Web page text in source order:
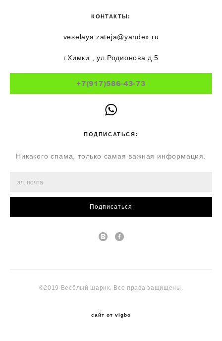
КОНТАКТЫ:
veselaya.zateja@yandex.ru
г.Химки , ул.Родионова д.5
+7(917)586-43-73
ПОДПИСАТЬСЯ:
Никакого спама, только самая важная информация.
Подписаться
©2019 Весёлый шарик. Все права защищены.
сайт от vigbo